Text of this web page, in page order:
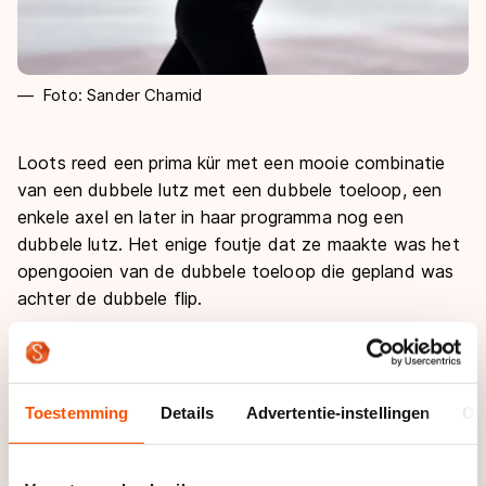
Toestemming Details Advertentie-instellingen
Foto: Sander Chamid
Loots reed een prima kür met een mooie combinatie
van een dubbele lutz met een dubbele toeloop, een
enkele axel en later in haar programma nog een
dubbele lutz. Het enige foutje dat ze maakte was het
opengooien van de dubbele toeloop die gepland was
achter de dubbele flip.
Met 33.10 punten bleef ze de Duitse Alesia Renella,
die 29.56 punten behaalde, ruim voor. Kyra Pattikawa,
eveneens een rijdster van FSA, behaalde voor